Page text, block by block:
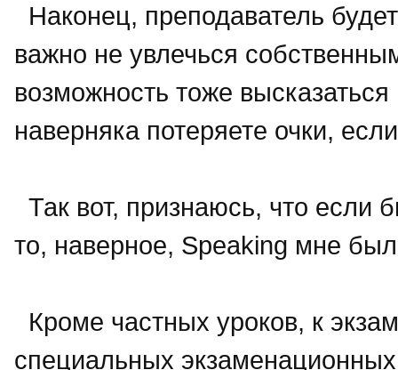
Наконец, преподаватель
важно не увлечься
возможность тоже
наверняка потеряете очки,
Так вот, признаюсь, что
то, наверное, Speaking мне
Кроме частных уроков, к
специальных